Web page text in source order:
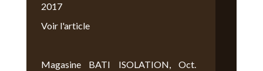
2017
Voir l'article
Magasine BATI ISOLATION, Oct.